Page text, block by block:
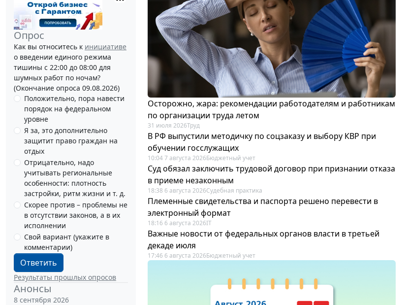
Опрос
Как вы относитесь к инициативе
о введении единого режима
тишины с 22:00 до 08:00 для
шумных работ по ночам?
(Окончание опроса 09.08.2026)
Положительно, пора навести
порядок на федеральном
уровне
Я за, это дополнительно
защитит право граждан на
отдых
Отрицательно, надо
учитывать региональные
особенности: плотность
застройки, ритм жизни и т. д.
Скорее против – проблемы не
в отсутствии законов, а в их
исполнении
Свой вариант (укажите в
комментарии)
Ответить
Результаты прошлых опросов
Анонсы
8 сентября 2026
Осторожно, жара: рекомендации работодателям и работникам
по организации труда летом
31 июля 2026Труд
В РФ выпустили методичку по соцзаказу и выбору КВР при
обучении госслужащих
10:04 7 августа 2026Бюджетный учет
Суд обязал заключить трудовой договор при признании отказа
в приеме незаконным
18:38 6 августа 2026Судебная практика
Племенные свидетельства и паспорта решено перевести в
электронный формат
18:16 6 августа 2026IT
Важные новости от федеральных органов власти в третьей
декаде июля
17:46 6 августа 2026Бюджетный учет